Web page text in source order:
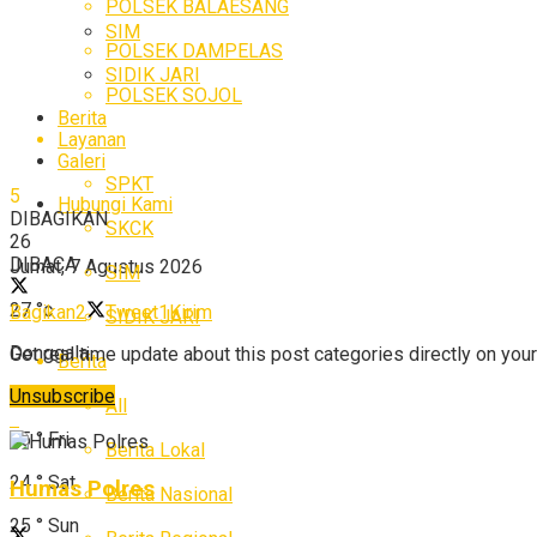
SIM
SIDIK JARI
Berita
Galeri
Hubungi Kami
Jumat, 7 Agustus 2026
27 °c
Donggala
23 ° Thu
25 ° Fri
24 ° Sat
25 ° Sun
POLSEK BALAESANG
POLSEK DAMPELAS
POLSEK SOJOL
Layanan
SPKT
SKCK
SIM
SIDIK JARI
Berita
All
Berita Lokal
Berita Nasional
5
DIBAGIKAN
26
DIBACA
Bagikan2 Tweet1Kirim
Get real time update about this post categories directly on
Unsubscribe
Humas Polres